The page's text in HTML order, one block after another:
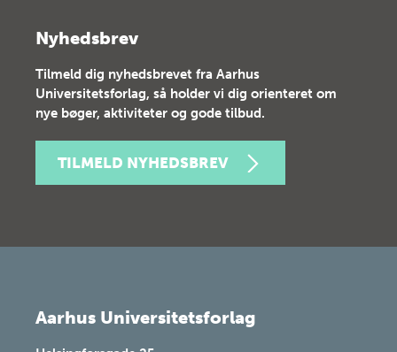
Nyhedsbrev
Tilmeld dig nyhedsbrevet fra Aarhus
Universitetsforlag, så holder vi dig orienteret om
nye bøger, aktiviteter og gode tilbud.
TILMELD NYHEDSBREV
Aarhus Universitetsforlag